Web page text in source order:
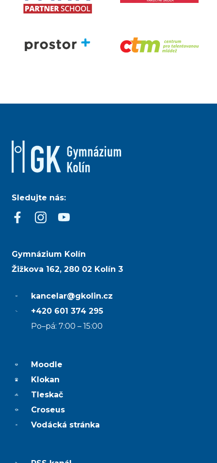
Sledujte nás:
Gymnázium Kolín
Žižkova 162, 280 02 Kolín 3
kancelar@gkolin.cz
+420 601 374 295
Po–pá: 7:00 – 15:00
Moodle
Klokan
Tleskač
Croseus
Vodácká stránka